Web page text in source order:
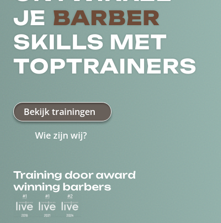
JE BARBER
SKILLS MET
TOPTRAINERS
Bekijk trainingen
Wie zijn wij?
Training door award
winning barbers